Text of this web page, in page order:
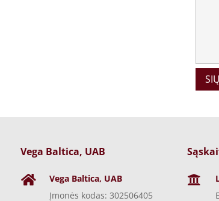
Vega Baltica, UAB

Vega Baltica, UAB
Įmonės kodas: 302506405
